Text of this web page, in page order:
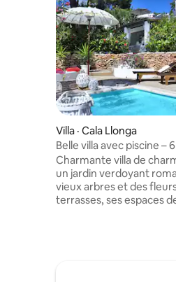
Villa · Cala Llonga
Belle villa avec piscine –
plage
Charmante villa de
un jardin verdoyant
vieux arbres et des
terrasses, ses espaces
belle petite piscine
offre beaucoup